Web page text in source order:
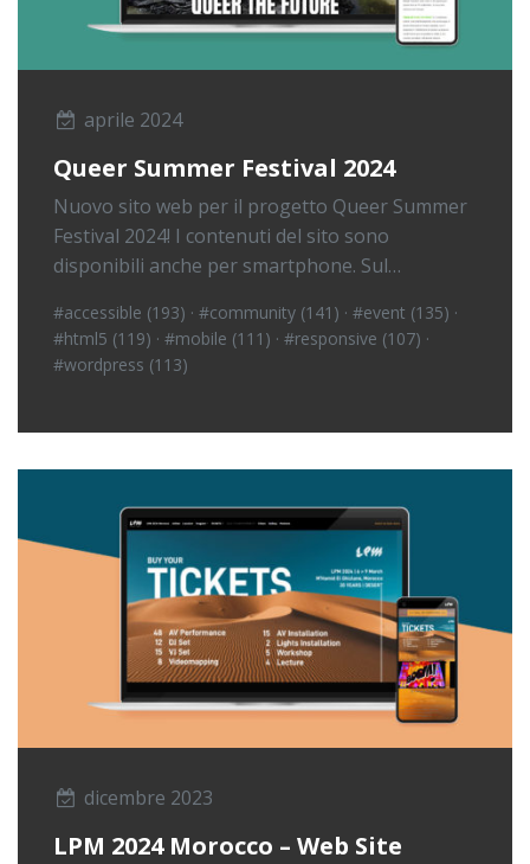
aprile 2024
Queer Summer Festival 2024
Nuovo sito web per il progetto Queer Summer
Festival 2024! I contenuti del sito sono
disponibili anche per smartphone. Sul…
#accessible (193) · #community (141) · #event (135) ·
#html5 (119) · #mobile (111) · #responsive (107) ·
#wordpress (113)
dicembre 2023
LPM 2024 Morocco – Web Site